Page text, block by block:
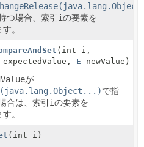
つ場合、索引 iの要素を
。
(int i,
expectedValue, E newValue)
が
で指
合は、索引 iの要素を
。
(int i)